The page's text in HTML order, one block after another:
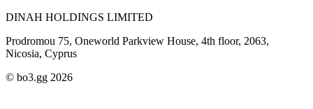
DINAH HOLDINGS LIMITED
Prodromou 75, Oneworld Parkview House, 4th floor, 2063,
Nicosia, Cyprus
© bo3.gg 2026